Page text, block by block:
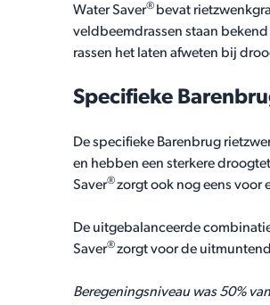
Water Saver® bevat
veldbeemdrassen staan
rassen het laten afweten bij
Specifieke
De specifieke Barenbrug
en hebben een sterkere
Saver®zorgt ook nog eens voor
De uitgebalanceerde
Saver®zorgt voor de
Beregeningsniveau was 50%